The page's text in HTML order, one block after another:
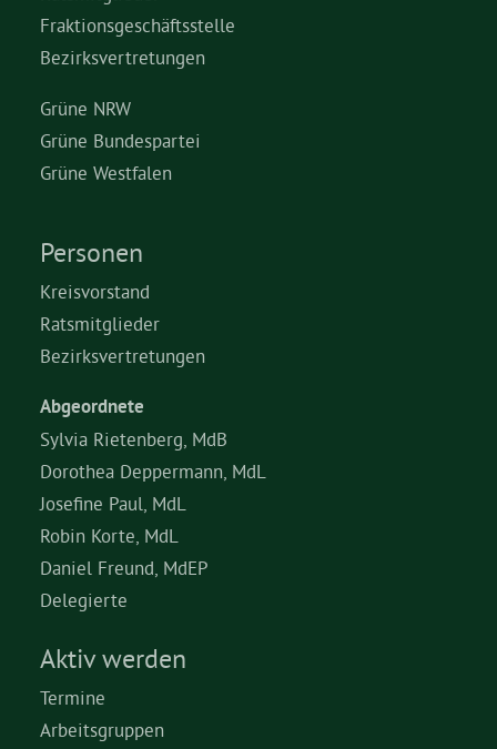
Fraktionsgeschäftsstelle
Bezirksvertretungen
Grüne NRW
Grüne Bundespartei
Grüne Westfalen
Personen
Kreisvorstand
Ratsmitglieder
Bezirksvertretungen
Abgeordnete
Sylvia Rietenberg, MdB
Dorothea Deppermann, MdL
Josefine Paul, MdL
Robin Korte, MdL
Daniel Freund, MdEP
Delegierte
Aktiv werden
Termine
Arbeitsgruppen